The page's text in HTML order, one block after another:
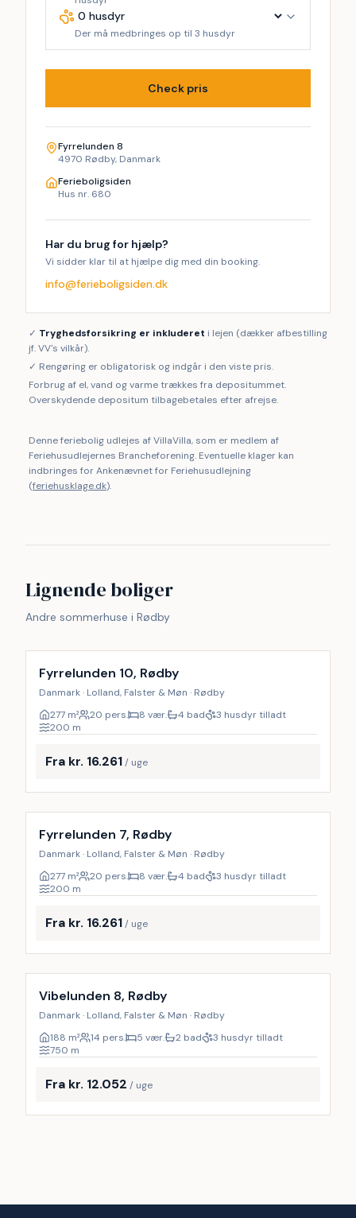
Der må medbringes op til 3 husdyr
Check pris
Fyrrelunden 8
4970 Rødby, Danmark
Ferieboligsiden
Hus nr. 680
Har du brug for hjælp?
Vi sidder klar til at hjælpe dig med din booking.
info@ferieboligsiden.dk
✓ Tryghedsforsikring er inkluderet i lejen (dækker afbestilling
jf. VV's vilkår).
✓ Rengøring er obligatorisk og indgår i den viste pris.
Forbrug af el, vand og varme trækkes fra depositummet.
Overskydende depositum tilbagebetales efter afrejse.
Denne feriebolig udlejes af VillaVilla, som er medlem af
Feriehusudlejernes Brancheforening. Eventuelle klager kan
indbringes for Ankenævnet for Feriehusudlejning
(feriehusklage.dk).
Lignende boliger
Andre sommerhuse i Rødby
Fyrrelunden 10, Rødby
Danmark · Lolland, Falster & Møn · Rødby
277 m² 20 pers. 8 vær. 4 bad
3 husdyr tilladt
200 m
Fra kr. 16.261/ uge
Inkl. rengøring
Fyrrelunden 7, Rødby
Danmark · Lolland, Falster & Møn · Rødby
277 m² 20 pers. 8 vær. 4 bad
3 husdyr tilladt
200 m
Fra kr. 16.261/ uge
Inkl. rengøring
Vibelunden 8, Rødby
Danmark · Lolland, Falster & Møn · Rødby
188 m² 14 pers. 5 vær. 2 bad
3 husdyr tilladt
750 m
Fra kr. 12.052 / uge